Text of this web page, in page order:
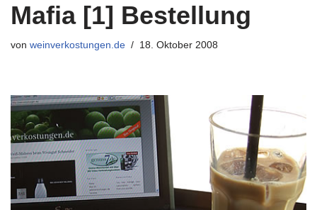
Mafia [1] Bestellung
von weinverkostungen.de 18. Oktober 2008